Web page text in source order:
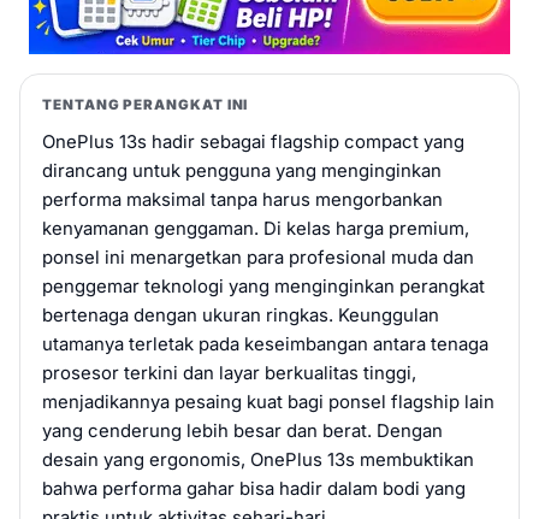
TENTANG PERANGKAT INI
OnePlus 13s hadir sebagai flagship compact yang
dirancang untuk pengguna yang menginginkan
performa maksimal tanpa harus mengorbankan
kenyamanan genggaman. Di kelas harga premium,
ponsel ini menargetkan para profesional muda dan
penggemar teknologi yang menginginkan perangkat
bertenaga dengan ukuran ringkas. Keunggulan
utamanya terletak pada keseimbangan antara tenaga
prosesor terkini dan layar berkualitas tinggi,
menjadikannya pesaing kuat bagi ponsel flagship lain
yang cenderung lebih besar dan berat. Dengan
desain yang ergonomis, OnePlus 13s membuktikan
bahwa performa gahar bisa hadir dalam bodi yang